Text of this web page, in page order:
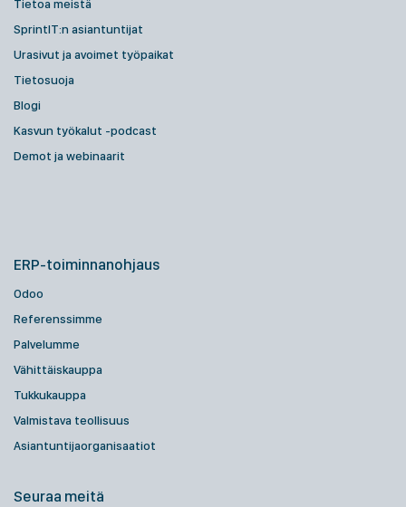
Tietoa meistä
SprintIT:n asiantuntijat
Urasivut ja avoimet työpaikat
Tietosuoja
Blogi
Kasvun työkalut -podcast
Demot ja webinaarit
ERP-toiminnanohjaus
Odoo
Referenssimme
Palvelumme
Vähittäiskauppa
Tukkukauppa
Valmistava teollisuus
Asiantuntijaorganisaatiot
Seuraa meitä